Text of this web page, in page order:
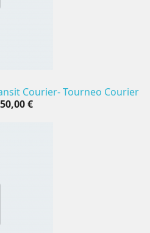
Courier- Tourneo Courier
€